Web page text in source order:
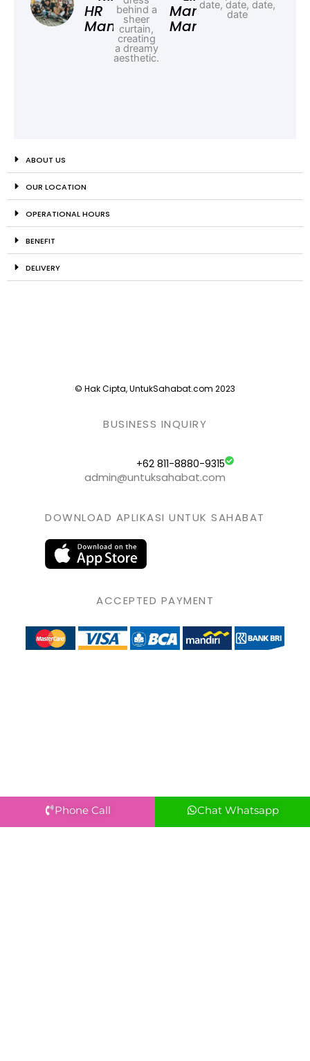
HR
Manager
Marketing
Manager
ABOUT US
OUR LOCATION
OPERATIONAL HOURS
BENEFIT
DELIVERY
© Hak Cipta, UntukSahabat.com 2023
BUSINESS INQUIRY
+62 811-8880-9315
admin@untuksahabat.com
DOWNLOAD APLIKASI UNTUK SAHABAT
ACCEPTED PAYMENT
Phone Call Chat Whatsapp